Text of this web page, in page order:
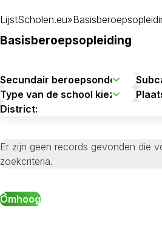
LijstScholen.eu»
Basisberoepsopleiding
Er zijn geen records gevonden die
zoekcriteria.
Omhoog